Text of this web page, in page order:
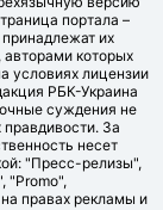
портала –
их
которых
условиях лицензии
РБК-Украина
суждения не
За
несет
"Пресс-релизы",
"Promo",
правах рекламы и